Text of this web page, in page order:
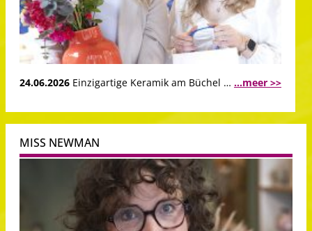
24.06.2026 Einzigartige Keramik am Büchel … ...meer >>
MISS NEWMAN